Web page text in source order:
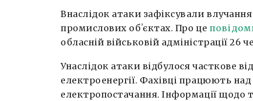
Внаслідок атаки зафіксували
промислових обʼєктах. Про це
обласній військовій адміністрації 26
Унаслідок атаки відбулося часткове
електроенергії. Фахівці працюють
електропостачання. Інформації щодо